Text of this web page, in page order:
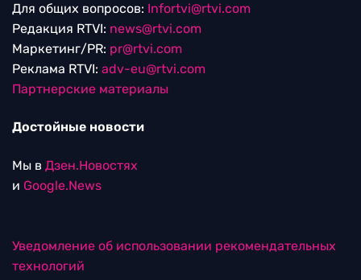
Для общих вопросов: Infortvi@rtvi.com
Редакция RTVI: news@rtvi.com
Маркетинг/PR: pr@rtvi.com
Реклама RTVI: adv-eu@rtvi.com
Партнерские материалы
Достойные новости
Мы в Дзен.Новостях
и Google.News
Уведомление об использовании рекомендательных
технологий